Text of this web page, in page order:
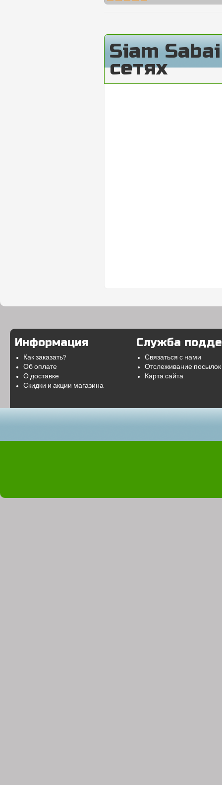
Siam
сетях
Информация
Как заказать?
Об оплате
О доставке
Скидки и акции магазина
Служба
Связаться с нами
Отслеживание посылок
Карта сайта